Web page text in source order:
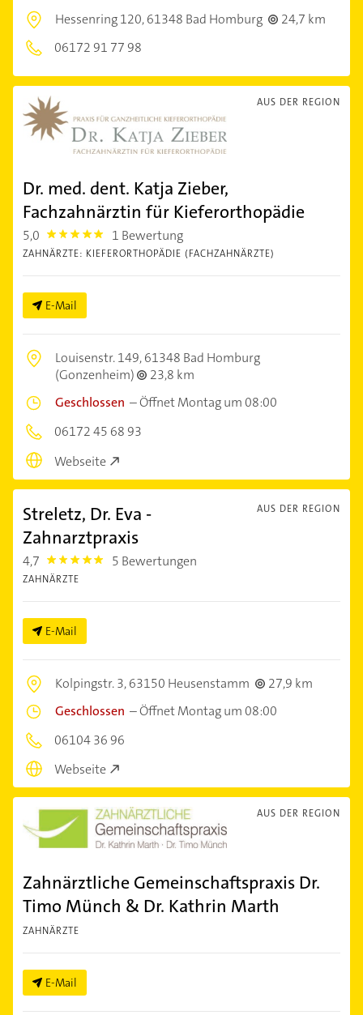
Hessenring 120,61348 Bad Homburg
24,7 km
06172 91 77 98
AUS DER REGION
Dr. med. dent. Katja Zieber,
Fachzahnärztin für Kieferorthopädie
5,0 5.0 1 Bewertung
ZAHNÄRZTE: KIEFERORTHOPÄDIE (FACHZAHNÄRZTE)
E-Mail
Louisenstr. 149,61348 Bad Homburg
(Gonzenheim)
23,8 km
Geschlossen –Öffnet Montag um 08:00
06172 45 68 93
Webseite
AUS DER REGION
Streletz, Dr. Eva -
Zahnarztpraxis
4,7 4.7000003 5 Bewertungen
ZAHNÄRZTE
E-Mail
Kolpingstr. 3,63150 Heusenstamm
27,9 km
Geschlossen –Öffnet Montag um 08:00
06104 36 96
Webseite
AUS DER REGION
Zahnärztliche Gemeinschaftspraxis Dr.
Timo Münch & Dr. Kathrin Marth
ZAHNÄRZTE
E-Mail